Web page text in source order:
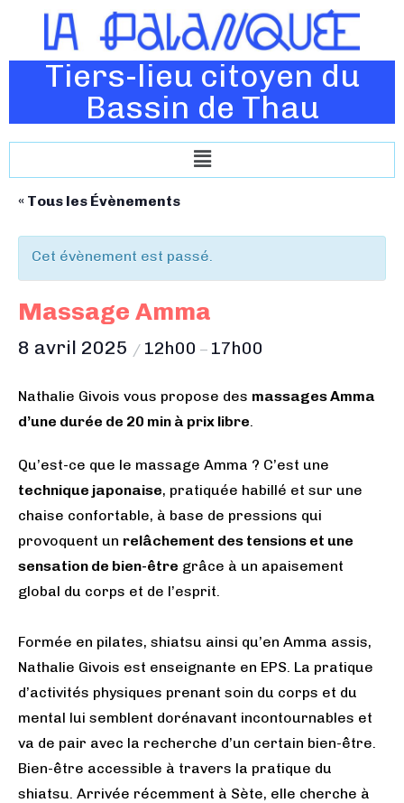
Tiers-lieu citoyen du
Bassin de Thau
« Tous les Évènements
Cet évènement est passé.
Massage Amma
8 avril 2025 / 12h00 – 17h00
Nathalie Givois vous propose des massages Amma
d’une durée de 20 min à prix libre.
Qu’est-ce que le massage Amma ? C’est une
technique japonaise, pratiquée habillé et sur une
chaise confortable, à base de pressions qui
provoquent un relâchement des tensions et une
sensation de bien-être grâce à un apaisement
global du corps et de l’esprit.
Formée en pilates, shiatsu ainsi qu’en Amma assis,
Nathalie Givois est enseignante en EPS. La pratique
d’activités physiques prenant soin du corps et du
mental lui semblent dorénavant incontournables et
va de pair avec la recherche d’un certain bien-être.
Bien-être accessible à travers la pratique du
shiatsu. Arrivée récemment à Sète, elle cherche à